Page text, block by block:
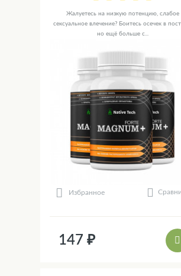
Жалуетесь на низкую потенцию, слабое
сексуальное влечение? Боитесь осечек в
но ещё больше с...
Избранное
147 ₽